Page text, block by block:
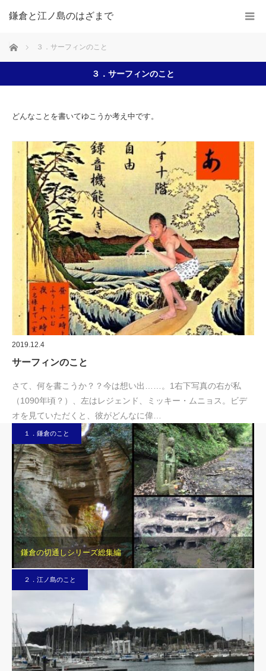
鎌倉と江ノ島のはざまで
ホーム ３．サーフィンのこと
３．サーフィンのこと
どんなことを書いてゆこうか考え中です。
2019.12.4
サーフィンのこと
さて、何を書こうか？？今は想い出……。1右下写真の右が私
（1090年頃？）、左はレジェンド、ミッキー・ムニョス。ビデ
オを見ていただくと、彼がどんなに偉…
１．鎌倉のこと
鎌倉の切通しシリーズ総集編
２．江ノ島のこと